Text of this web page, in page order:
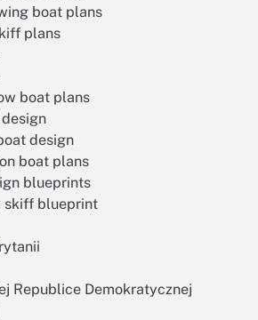
boat plans
plans
boat plans
design
boat plans
blueprints
skiff blueprint
Republice Demokratycznej